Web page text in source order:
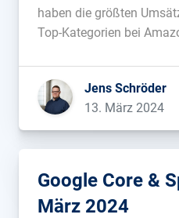
haben die größten
Top-Kategorien bei
Jens Schröder
13. März 2024
Google Core &
März 2024